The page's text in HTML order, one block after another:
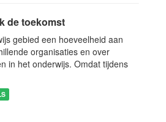
de toekomst
gebied een hoeveelheid aan
organisaties en over
in het onderwijs. Omdat tijdens